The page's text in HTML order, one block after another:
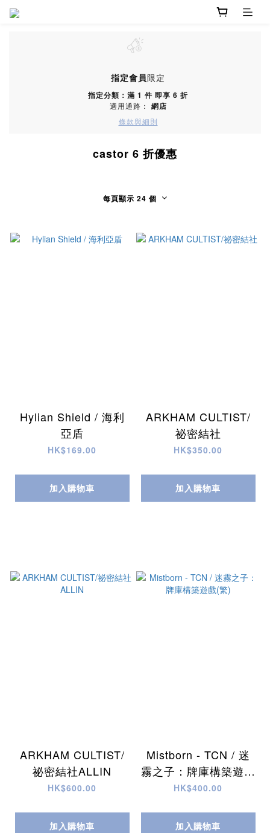
指定會員限定
指定分類：滿 1 件 即享 6 折
適用通路： 網店
條款與細則
castor 6 折優惠
每頁顯示 24 個
Hylian Shield / 海利
亞盾
HK$169.00
加入購物車
ARKHAM CULTIST/
祕密結社
HK$350.00
加入購物車
ARKHAM CULTIST/
祕密結社ALLIN
HK$600.00
加入購物車
Mistborn - TCN / 迷
霧之子：牌庫構築遊戲
(繁)
HK$400.00
加入購物車